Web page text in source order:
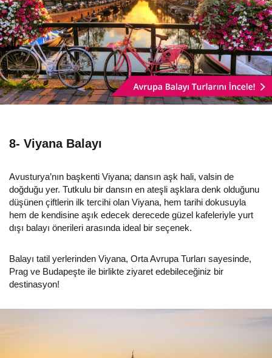
8- Viyana Balayı
Avusturya’nın başkenti Viyana; dansın aşk hali, valsin de
doğduğu yer. Tutkulu bir dansın en ateşli aşklara denk olduğunu
düşünen çiftlerin ilk tercihi olan Viyana, hem tarihi dokusuyla
hem de kendisine aşık edecek derecede güzel kafeleriyle yurt
dışı balayı önerileri arasında ideal bir seçenek.
Balayı tatil yerlerinden Viyana, Orta Avrupa Turları sayesinde,
Prag ve Budapeşte ile birlikte ziyaret edebileceğiniz bir
destinasyon!